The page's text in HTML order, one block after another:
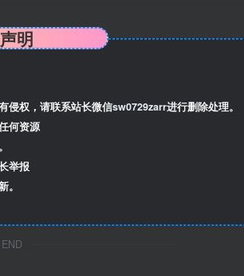
明
侵权，请联系站长微信sw0729zarr进行删除处理。
何资源
举报
。